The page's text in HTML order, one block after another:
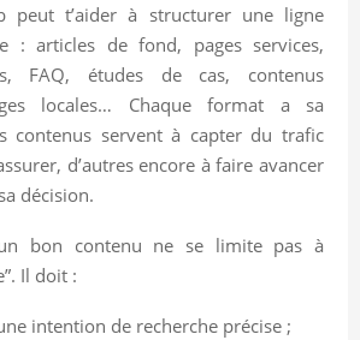
peut t’aider à structurer une ligne
: articles de fond, pages services,
FAQ, études de cas, contenus
locales… Chaque format a sa
contenus servent à capter du trafic
d’autres encore à faire avancer
décision.
bon contenu ne se limite pas à
Il doit :
intention de recherche précise ;